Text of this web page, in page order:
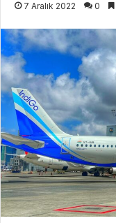
7 Aralık 2022 0